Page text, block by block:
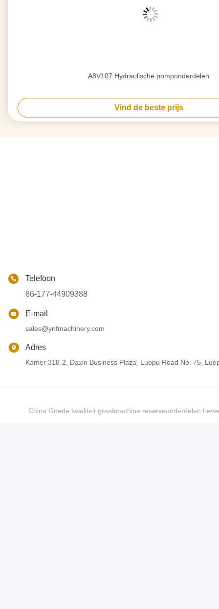
A8V107 Hydraulische pomponderdelen
Vind de beste prijs
Telefoon
86-177-44909388
E-mail
sales@ynfmachinery.com
Adres
Kamer 318-2, Daxin Business Plaza, Luopu Road No. 75,
China Goede kwaliteit graafmachine reserveonderdelen